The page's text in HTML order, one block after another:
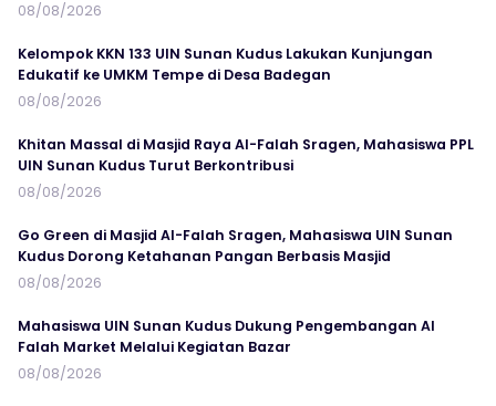
08/08/2026
Kelompok KKN 133 UIN Sunan Kudus Lakukan Kunjungan
Edukatif ke UMKM Tempe di Desa Badegan
08/08/2026
Khitan Massal di Masjid Raya Al-Falah Sragen, Mahasiswa PPL
UIN Sunan Kudus Turut Berkontribusi
08/08/2026
Go Green di Masjid Al-Falah Sragen, Mahasiswa UIN Sunan
Kudus Dorong Ketahanan Pangan Berbasis Masjid
08/08/2026
Mahasiswa UIN Sunan Kudus Dukung Pengembangan Al
Falah Market Melalui Kegiatan Bazar
08/08/2026